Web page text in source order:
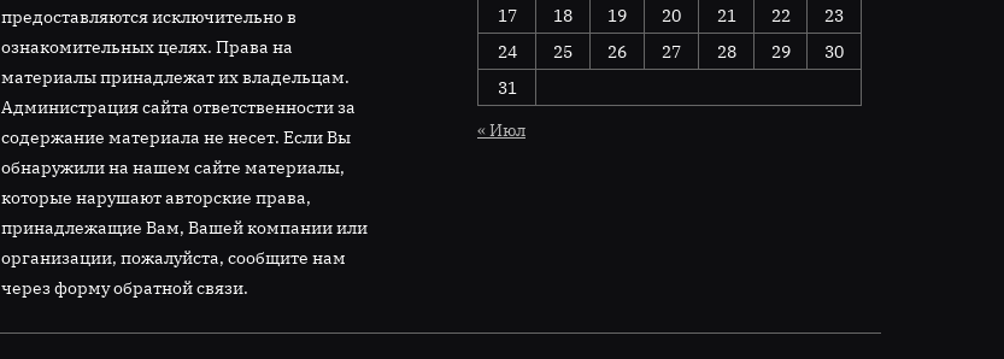
предоставляются исключительно в
ознакомительных целях. Права на
материалы принадлежат их владельцам.
Администрация сайта ответственности за
содержание материала не несет. Если Вы
обнаружили на нашем сайте материалы,
которые нарушают авторские права,
принадлежащие Вам, Вашей компании или
организации, пожалуйста, сообщите нам
через форму обратной связи.
17
18 19 20 21 22
23
24
25 26 27 28 29
30
31
« Июл